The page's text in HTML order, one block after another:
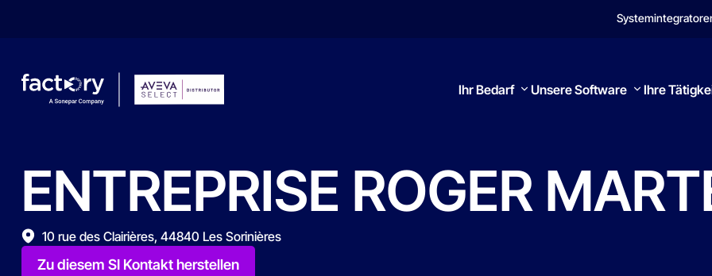
Ihr Bedarf Unsere Software Ihre
Wonach suchst du ?
ENTREPRISE ROGER
10 rue des Clairières, 44840 Les Sorinières
Zu diesem SI Kontakt herstellen